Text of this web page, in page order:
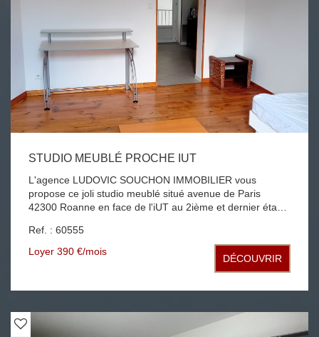
STUDIO MEUBLÉ PROCHE IUT
L'agence LUDOVIC SOUCHON IMMOBILIER vous
propose ce joli studio meublé situé avenue de Paris
42300 Roanne en face de l'iUT au 2ième et dernier étage
habitable, cuisine aménagée, pièce principale, salle d'eau
avec WC chauffage individuel électrique
Ref. : 60555
Loyer 390 €/mois
DÉCOUVRIR